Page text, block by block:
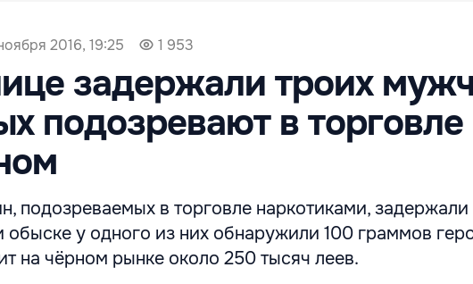
2016, 19:25 1 953
задержали троих
подозревают в торговле
подозреваемых в торговле наркотиками, задержали
обыске у одного из них обнаружили 100 граммов
на чёрном рынке около 250 тысяч леев.